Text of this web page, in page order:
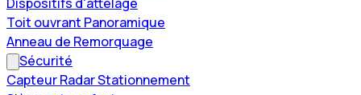
Toit ouvrant Panoramique
Anneau de Remorquage
Sécurité
Capteur Radar Stationnement